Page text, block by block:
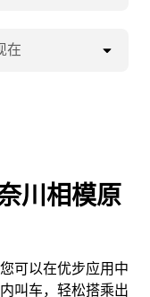
在
川相模原
可以在优步应用中
叫车，轻松搭乘出